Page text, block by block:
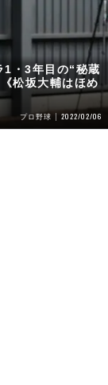
1・3年目の“秘蔵
松坂大輔はほめ
プロ野球 2022/02/06